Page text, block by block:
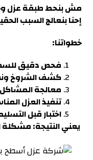
مش بنحط طبقة عزل
إحنا بنعالج السبب
خطواتنا:
فحص دقيق
كشف الشروخ
معالجة
تنفيذ العزل
اختبار قبل
يعني النتيجة: